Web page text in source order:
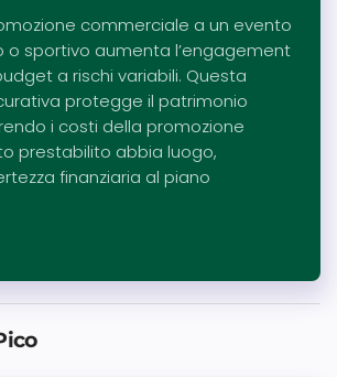
commerciale a un evento
sportivo aumenta l’engagement
a rischi variabili. Questa
protegge il patrimonio
i costi della promozione
prestabilito abbia luogo,
finanziaria al piano